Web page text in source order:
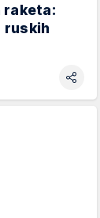
raketa:
ruskih